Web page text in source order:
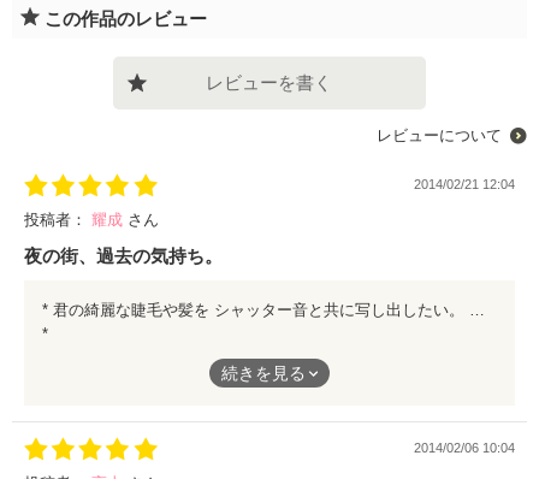
この作品のレビュー
レビューを書く
レビューについて
2014/02/21 12:04
投稿者： 耀成 さん
夜の街、過去の気持ち。
*
夜のアーケードを楽しそうに
続きを見る
2014/02/06 10:04